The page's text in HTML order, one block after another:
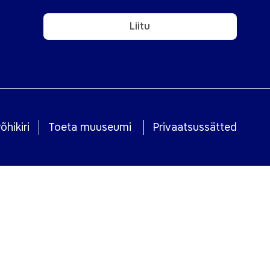
Liitu
Toeta muuseumi Privaatsussätted